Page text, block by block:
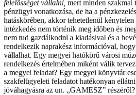
felelősséget vállalni, mert minden szakmai
pénzügyi vonatkozása, de ha a
hatáskörében, akkor tehetetlenül
intézkedés nem történik meg időben és
nem tud gazdálkodni a kiadásival és a
rendelkezik naprakész információval,
vállalhat. Egy megyei hatókörű városi
rendelkezés értelmében miként válik
a megyei feladat? Egy megyei könyvtár
szakfelügyeleti feladatot hatékonyan
jóváhagyásra az un. „GAMESZ” részéről?